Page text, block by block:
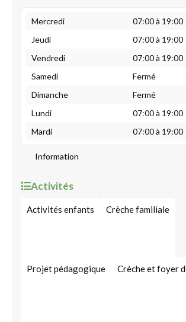
Mercredi
07:00 à 19:00
Jeudi
07:00 à 19:00
Vendredi
07:00 à 19:00
Samedi
Fermé
Dimanche
Fermé
Lundi
07:00 à 19:00
Mardi
07:00 à 19:00
Information
Activités
Activités enfants Crèche familiale
Projet pédagogique Crèche et foyer